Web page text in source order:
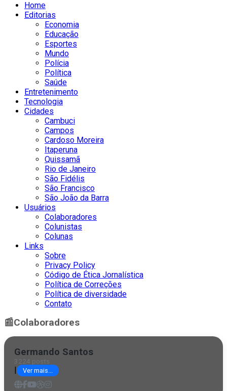
Home
Editorias
Economia
Educação
Esportes
Mundo
Polícia
Política
Saúde
Entretenimento
Tecnologia
Cidades
Cambuci
Campos
Cardoso Moreira
Itaperuna
Quissamã
Rio de Janeiro
São Fidélis
São Francisco
São João da Barra
Usuários
Colaboradores
Colunistas
Colunas
Links
Sobre
Privacy Policy
Código de Ética Jornalística
Política de Correções
Política de diversidade
Contato
📰Colaboradores
Germando Santos
3224 posts
Ver mais...